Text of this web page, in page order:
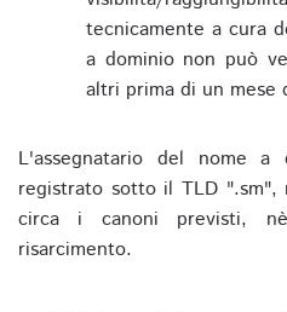
tecnicamente a cura
a dominio non può
altri prima di un mese
L'assegnatario del nome a
registrato sotto il TLD ".sm",
circa i canoni previsti,
risarcimento.